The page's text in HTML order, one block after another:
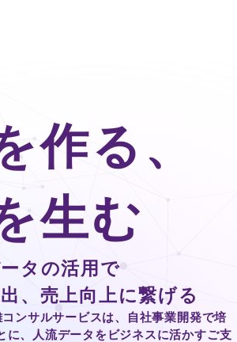
作る、
生む
タの活用で
、売上向上に繋げる
ンサルサービスは、自社事業開発で培
に、人流データをビジネスに活かすご支